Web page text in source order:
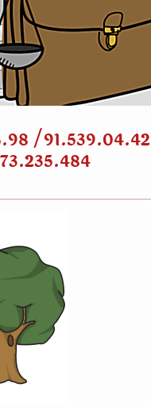
/91.539.04.42